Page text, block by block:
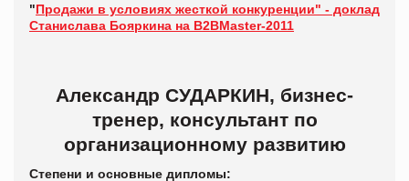
"Продажи в условиях жесткой конкуренции" - доклад
Станислава Бояркина на B2BMaster-2011
Александр СУДАРКИН, бизнес-
тренер, консультант по
организационному развитию
Степени и основные дипломы: